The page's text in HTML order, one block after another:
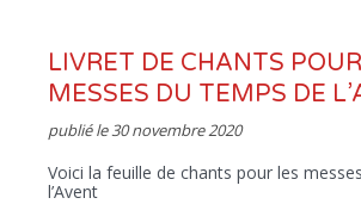
LIVRET DE CHANTS
MESSES DU TEMPS DE
publié le30 novembre 2020
Voici la feuille de chants pour les
l’Avent